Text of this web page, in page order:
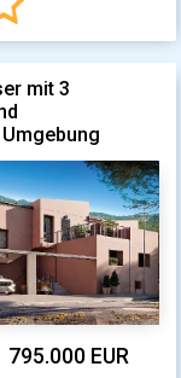
mit 3
795.000 EUR